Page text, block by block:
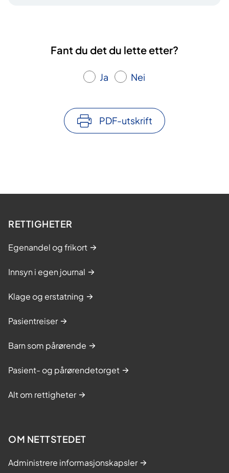
Fant du det du lette etter?
Ja Nei
PDF-utskrift
RETTIGHETER
Egenandel og frikort
Innsyn i egen journal
Klage og erstatning
Pasientreiser
Barn som pårørende
Pasient- og pårørendetorget
Alt om rettigheter
OM NETTSTEDET
Administrere informasjonskapsler